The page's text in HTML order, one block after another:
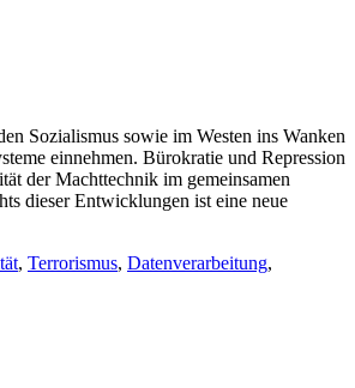
Sozialismus sowie im Westen ins Wanken
einnehmen. Bürokratie und Repression
der Machttechnik im gemeinsamen
dieser Entwicklungen ist eine neue
, Terrorismus, Datenverarbeitung,